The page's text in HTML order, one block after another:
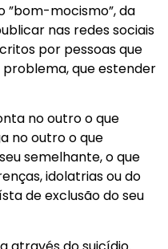
”bom-mocismo”, da
nas redes sociais
por pessoas que
que estender
no outro o que
no outro o que
semelhante, o que
idolatrias ou do
de exclusão do seu